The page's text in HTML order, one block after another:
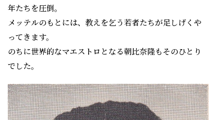
年たちを圧倒。
メッテルのもとには、教えを乞う若者たちが足しげくや
ってきます。
のちに世界的なマエストロとなる朝比奈隆もそのひとり
でした。